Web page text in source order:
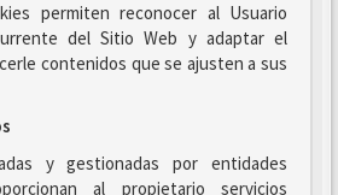
permiten reconocer al Usuario
del Sitio Web y adaptar el
contenidos que se ajusten a sus
y gestionadas por entidades
al propietario servicios